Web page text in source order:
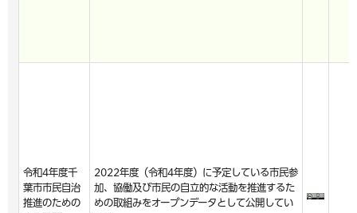
令和4年度千
葉市市民自治
推進のための
2022年度（令和4年度）に予定している市民参
加、協働及び市民の自立的な活動を推進するた
めの取組みをオープンデータとして公開してい